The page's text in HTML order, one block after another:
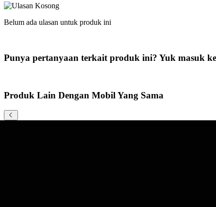
Belum ada ulasan untuk produk ini
Punya pertanyaan terkait produk ini? Yuk masuk
Produk Lain Dengan Mobil Yang Sama